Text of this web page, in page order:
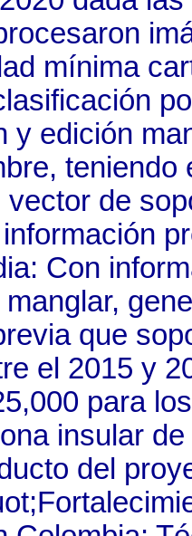
mínima
y edición
de
Con
que
el 2015 y
para
insular
del